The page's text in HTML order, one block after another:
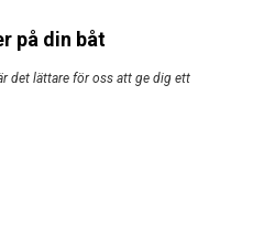
på din båt
det lättare för oss att ge dig ett